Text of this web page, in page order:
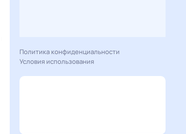
Политика конфиденциальности
Условия использования